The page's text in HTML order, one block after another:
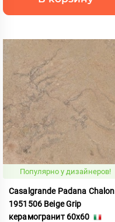
Популярно у дизайнеров!
Casalgrande Padana Chalon
1951506 Beige Grip
керамогранит 60x60